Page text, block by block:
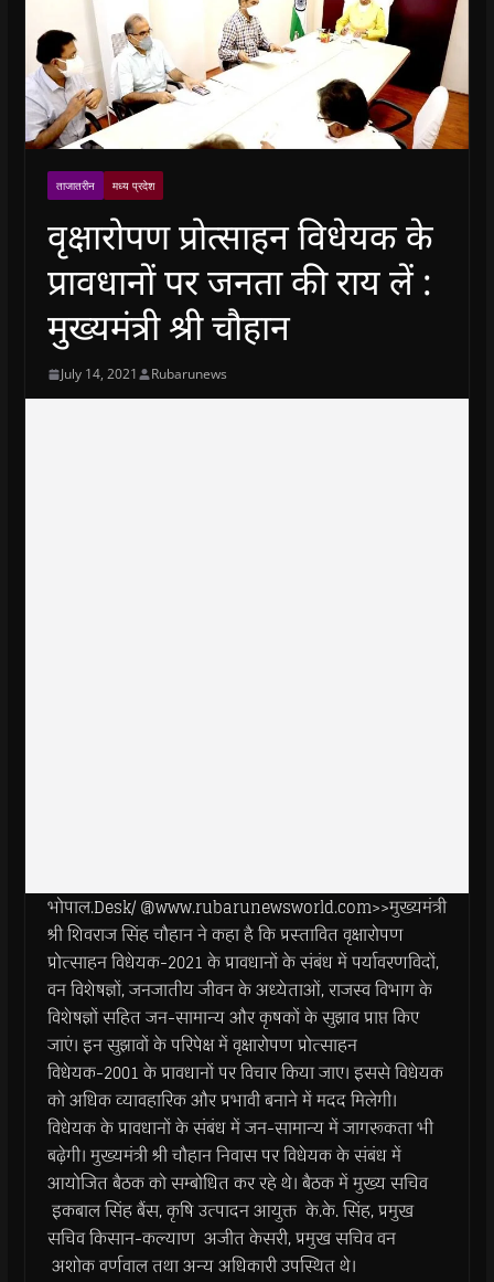
ताजातरीन मध्य प्रदेश
वृक्षारोपण प्रोत्साहन विधेयक के
प्रावधानों पर जनता की राय लें :
मुख्यमंत्री श्री चौहान
July 14, 2021 Rubarunews
भोपाल.Desk/ @www.rubarunewsworld.com>>मुख्यमंत्री
श्री शिवराज सिंह चौहान ने कहा है कि प्रस्तावित वृक्षारोपण
प्रोत्साहन विधेयक-2021 के प्रावधानों के संबंध में पर्यावरणविदों,
वन विशेषज्ञों, जनजातीय जीवन के अध्येताओं, राजस्व विभाग के
विशेषज्ञों सहित जन-सामान्य और कृषकों के सुझाव प्राप्त किए
जाएं। इन सुझावों के परिपेक्ष में वृक्षारोपण प्रोत्साहन
विधेयक-2001 के प्रावधानों पर विचार किया जाए। इससे विधेयक
को अधिक व्यावहारिक और प्रभावी बनाने में मदद मिलेगी।
विधेयक के प्रावधानों के संबंध में जन-सामान्य में जागरूकता भी
बढ़ेगी। मुख्यमंत्री श्री चौहान निवास पर विधेयक के संबंध में
आयोजित बैठक को सम्बोधित कर रहे थे। बैठक में मुख्य सचिव
इकबाल सिंह बैंस, कृषि उत्पादन आयुक्त के.के. सिंह, प्रमुख
सचिव किसान-कल्याण अजीत केसरी, प्रमुख सचिव वन
अशोक वर्णवाल तथा अन्य अधिकारी उपस्थित थे।